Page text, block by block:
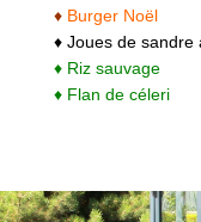
♦ Burger Noël
♦ Joues de sandre
♦ Riz sauvage
♦ Flan de céleri